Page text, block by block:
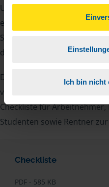
gesammelt haben. Indem
können Sie der
unserer
Ich bin nicht
Unterlagen von Ihnen. Dazu
elektronische
die Bescheinigung über das
Damit Sie sich gut
vielen Nachweise vergessen,
Checkliste für
Studenten sowie Rentner
Checkliste
PDF - 585 KB